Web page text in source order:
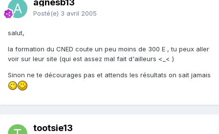
agnesb13
Posté(e) 3 avril 2005
salut,
la formation du CNED coute un peu moins de 300 E , tu peux aller
voir sur leur site (qui est assez mal fait d'ailleurs <_< )
Sinon ne te décourages pas et attends les résultats on sait jamais
tootsie13